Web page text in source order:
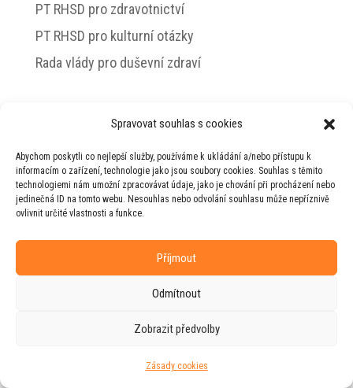
Spravovat souhlas s cookies
Abychom poskytli co nejlepší služby, používáme k ukládání a/nebo přístupu k
informacím o zařízení, technologie jako jsou soubory cookies. Souhlas s těmito
technologiemi nám umožní zpracovávat údaje, jako je chování při procházení nebo
jedinečná ID na tomto webu. Nesouhlas nebo odvolání souhlasu může nepříznivě
ovlivnit určité vlastnosti a funkce.
Příjmout
Odmítnout
Zobrazit předvolby
Zásady cookies
PT RHSD pro zdravotnictví
PT RHSD pro kulturní otázky
Rada vlády pro duševní zdraví
Horeckého
Web vytvořila firmaRUDIve spolupráci s
agenturou